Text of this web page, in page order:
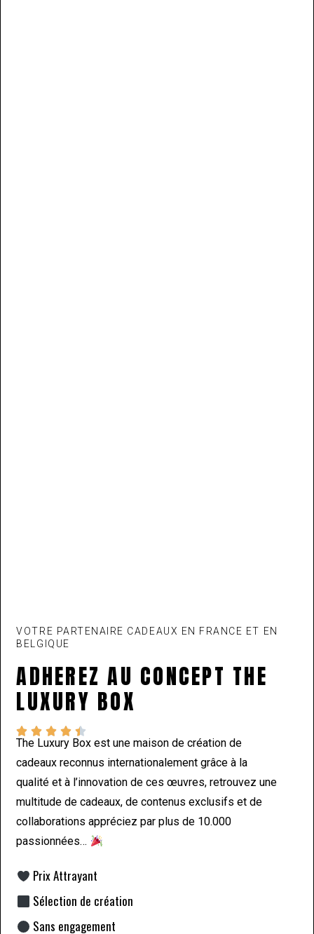
VOTRE PARTENAIRE CADEAUX EN FRANCE ET EN
BELGIQUE
ADHEREZ AU CONCEPT THE
LUXURY BOX
    
The Luxury Box est une maison de création de
cadeaux reconnus internationalement grâce à la
qualité et à l’innovation de ces œuvres, retrouvez une
multitude de cadeaux, de contenus exclusifs et de
collaborations appréciez par plus de 10.000
passionnées…
Prix Attrayant
Sélection de création
Sans engagement